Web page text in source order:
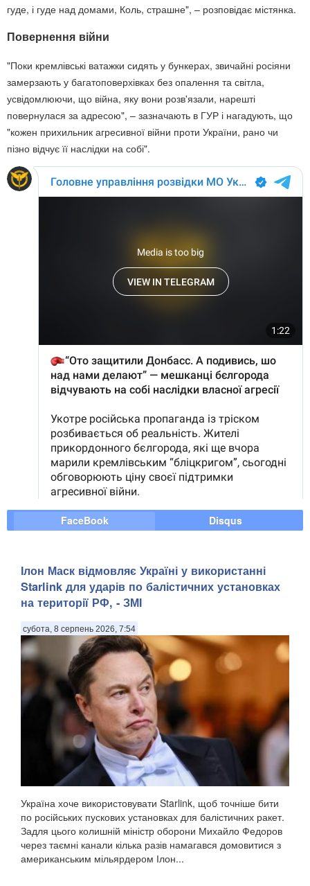
гуде, і гуде над домами, Коль, страшне", – розповідає містянка.
Повернення війни
"Поки кремлівські ватажки сидять у бункерах, звичайні росіяни
замерзають у багатоповерхівках без опалення та світла,
усвідомлюючи, що війна, яку вони розв'язали, нарешті
повернулася за адресою", – зазначають в ГУР і нагадують, що
"кожен прихильник агресивної війни проти України, рано чи
пізно відчує її наслідки на собі".
FaceBook Disqus
Ілон Маск відмовляє Україні у використанні
Starlink для ударів по балістичних установках
на території РФ, - ЗМІ
субота, 8 серпень 2026, 7:54
Україна хоче використовувати Starlink, щоб точніше бити
по російських пускових установках для балістичних ракет.
Задля цього колишній міністр оборони Михайло Федоров
через таємні канали кілька разів намагався домовитися з
американським мільярдером Ілон...